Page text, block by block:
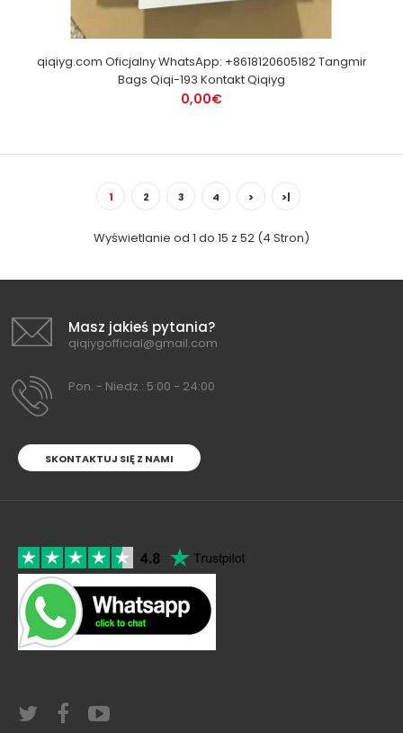
qiqiyg.com Oficjalny WhatsApp: +8618120605182 Tangmir
Bags Qiqi-193 Kontakt Qiqiyg
0,00€
1 2 3 4 > >|
Wyświetlanie od 1 do 15 z 52 (4 Stron)
Masz jakieś pytania?
qiqiygofficial@gmail.com
Pon. - Niedz.: 5:00 - 24:00
SKONTAKTUJ SIĘ Z NAMI